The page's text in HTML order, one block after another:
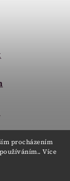
procházením
Více